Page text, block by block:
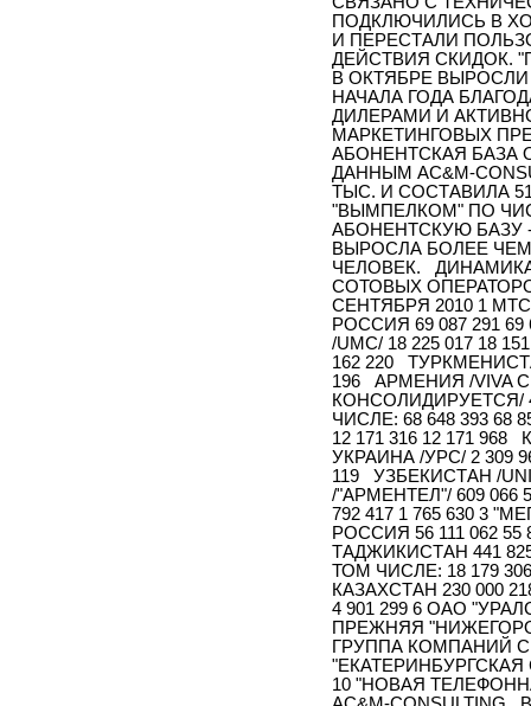
ПОДКЛЮЧИЛИСЬ В
И ПЕРЕСТАЛИ
ДЕЙСТВИЯ СКИДОК.
В ОКТЯБРЕ
НАЧАЛА ГОДА
ДИЛЕРАМИ И
МАРКЕТИНГОВЫХ
АБОНЕНТСКАЯ БАЗА
ДАННЫМ AC&M-
ТЫС. И СОСТАВИЛА
"ВЫМПЕЛКОМ" ПО
АБОНЕНТСКУЮ БАЗУ
ВЫРОСЛА БОЛЕЕ
ЧЕЛОВЕК.
СОТОВЫХ
СЕНТЯБРЯ 2010 1
РОССИЯ 69 087 291
/UMC/ 18 225 017 18
162 220
196 АРМЕНИЯ /VIVA
КОНСОЛИДИРУЕТСЯ/
ЧИСЛЕ: 68 648 393 68
12 171 316 12 171
УКРАИНА /УРС/ 2 309
119 УЗБЕКИСТАН /
/"АРМЕНТЕЛ"/ 609 066
792 417 1 765 630 3
РОССИЯ 56 111 062
ТАДЖИКИСТАН 441 825
ТОМ ЧИСЛЕ: 18 179
КАЗАХСТАН 230 000
4 901 299 6 ОАО
ПРЕЖНЯЯ
ГРУППА КОМПАНИЙ
"ЕКАТЕРИНБУРГСКАЯ
10 "НОВАЯ